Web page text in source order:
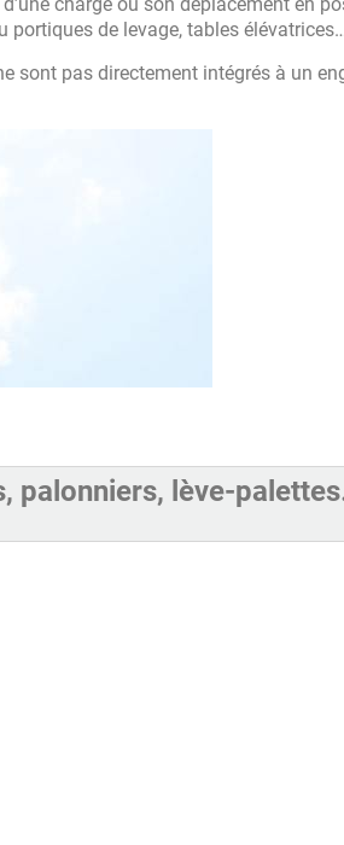
portiques de levage, tables
sont pas directement intégrés à un
palonniers, lève-